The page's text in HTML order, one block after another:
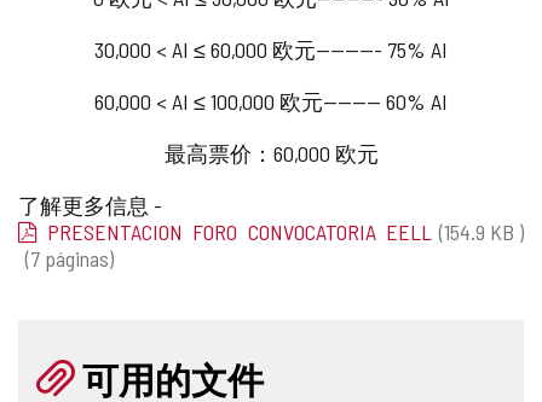
30,000 < AI ≤ 60,000 欧元--------- 75% AI
60,000 < AI ≤ 100,000 欧元-------- 60% AI
最高票价：60,000 欧元
了解更多信息 -
PRESENTACION FORO CONVOCATORIA EELL (154.9 KB )
(7 páginas)
可用的文件